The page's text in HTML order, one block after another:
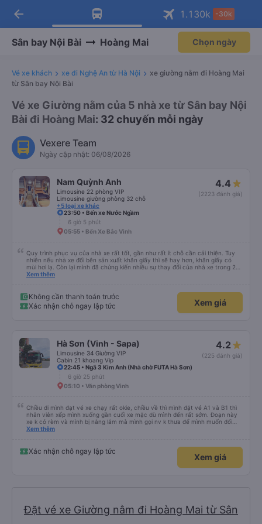
Tải app Vexere ngay!
Nhận ưu đãi thành viên độc
Mở app
Tải app Vexere
-30k/ghế khi đặt vé máy bay qua
Mở app
arrow_back 1.130k -30k
Sân bay Nội Bài Hoàng Mai Chọn ngày
Vé xe khách xe đi Nghệ An từ Hà Nội
xe giường nằm đi Hoàng Mai
từ Sân bay Nội Bài
Vé xe Giường nằm của 5 nhà xe từ Sân bay Nội
Bài đi Hoàng Mai: 32 chuyến mỗi ngày
Vexere Team
Ngày cập nhật: 06/08/2026
Nam Quỳnh Anh
Limousine 22 phòng VIP
Limousine giường phòng 32 chỗ
+5 loại xe khác
4.4
(2223 đánh giá)
23:50 • Bến xe Nước Ngầm
6 giờ 5 phút
05:55 • Bến Xe Bắc Vinh
Quy trình phục vụ của nhà xe rất tốt, gần như rất ít chỗ cần cải thiện. Tuy
nhiên nếu nhà xe đổi bên sản xuất khăn giấy thì sẽ hay hơn, khăn giấy có
mùi hơi lạ. Còn lại mình đã chứng kiến nhiều sự thay đổi của nhà xe trong 2
tháng vừa rồi: tài xế và phụ xe ngày càng thân thiện, quy trình phục vụ rõ
Xem thêm
Không cần thanh toán trước
Xác nhận chỗ ngay lập tức
Xem giá
Hà Sơn (Vinh - Sapa)
Limousine 34 Giường VIP
Cabin 21 khoang Vip
4.2
(225 đánh giá)
22:45 • Ngã 3 Kim Anh (Nhà chờ FUTA Hà Sơn)
6 giờ 25 phút
05:10 • Văn phòng Vinh
Chiều đi mình đạt vé xe chạy rất okie, chiều về thì mình đặt vé A1 và B1 thì
nhân viên xếp mình xuống gần cuối xe mặc dù mình đến rất sớm. Đoạn này
xe k có rèm và mình bị nắng lắm mà mình gọi nv k thưa để mình muốn đổi
chỗ. Đến Hà Nội mình chuyển sang xe khác cũng của hãng này đi rất thích,
Xem thêm
Xác nhận chỗ ngay lập tức
Xem giá
Đặt vé xe Giường nằm đi Hoàng Mai từ Sân